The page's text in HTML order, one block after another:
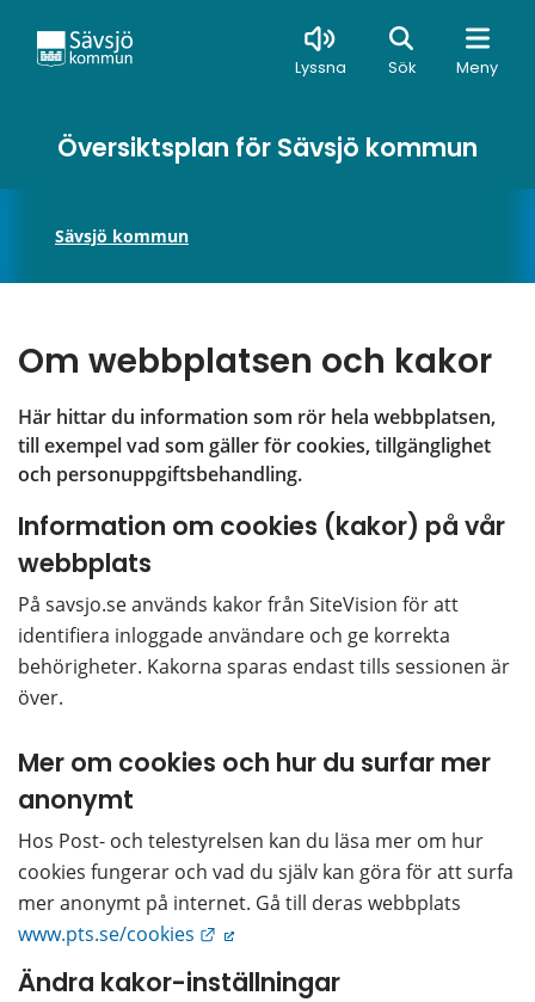
Lyssna Sök Meny
Sök
Översiktsplan för Sävsjö kommun
Sävsjö kommun
Om webbplatsen och kakor
Här hittar du information som rör hela webbplatsen,
till exempel vad som gäller för cookies, tillgänglighet
och personuppgiftsbehandling.
Information om cookies (kakor) på vår
webbplats
På savsjo.se används kakor från SiteVision för att
identifiera inloggade användare och ge korrekta
behörigheter. Kakorna sparas endast tills sessionen är
över.
Mer om cookies och hur du surfar mer
anonymt
Hos Post- och telestyrelsen kan du läsa mer om hur
cookies fungerar och vad du själv kan göra för att surfa
www.pts.se/cookies
Länk till annan webbplats.
Ändra kakor-inställningar